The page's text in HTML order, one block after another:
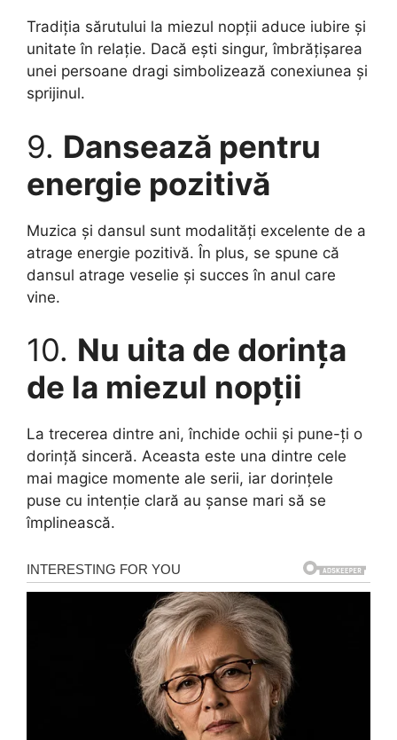
Tradiția sărutului la miezul nopții aduce iubire și
unitate în relație. Dacă ești singur, îmbrățișarea
unei persoane dragi simbolizează conexiunea și
sprijinul.
9. Dansează pentru
energie pozitivă
Muzica și dansul sunt modalități excelente de a
atrage energie pozitivă. În plus, se spune că
dansul atrage veselie și succes în anul care
vine.
10. Nu uita de dorința
de la miezul nopții
La trecerea dintre ani, închide ochii și pune-ți o
dorință sinceră. Aceasta este una dintre cele
mai magice momente ale serii, iar dorințele
puse cu intenție clară au șanse mari să se
împlinească.